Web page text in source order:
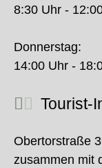
8:30 Uhr -
Donnerstag:
14:00 Uhr -
Tourist-
Obertorstraße
zusammen mit